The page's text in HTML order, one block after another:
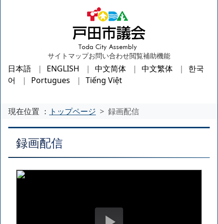
サイトマップお問い合わせ閲覧補助機能
日本語 ENGLISH 中文简体 中文繁体
한국
어
Portugues Tiếng Việt
現在位置 ： トップページ 録画配信
録画配信